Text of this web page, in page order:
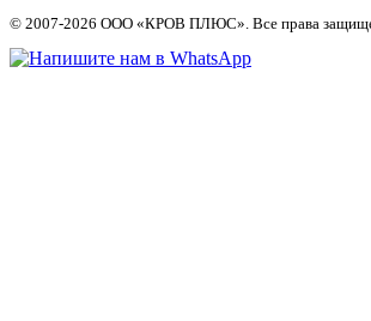
© 2007-2026 ООО «КРОВ ПЛЮС». Все права